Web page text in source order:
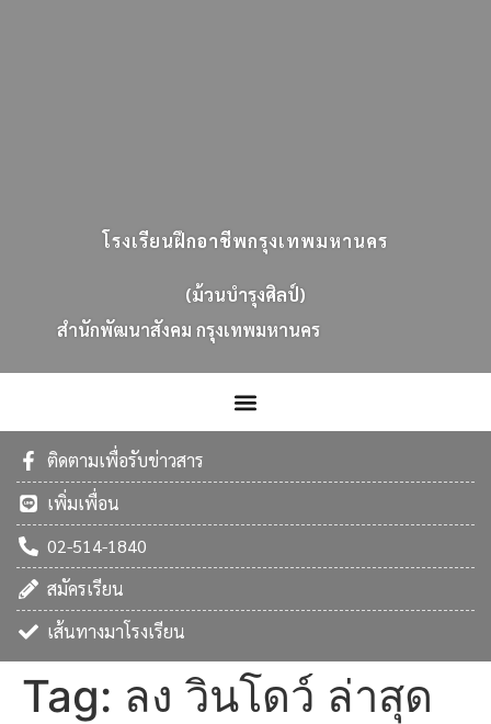
โรงเรียนฝึกอาชีพกรุงเทพมหานคร
(ม้วนบำรุงศิลป์)
สนกพฒนาสงคม กรงเทพมหานคร
ติดตามเพื่อรับข่าวสาร
เพิ่มเพื่อน
02-514-1840
สมัครเรียน
เส้นทางมาโรงเรียน
Tag: ลง วินโดว์ ล่าสุด